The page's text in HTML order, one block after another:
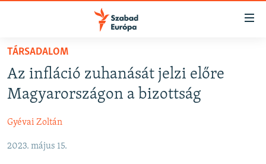
Akadálymentes
Ugrás
fő
oldalra
Ugrás
NAPIRENDEN
PODCASTOK
VIDEÓK
ELEMZŐ
TÁRSADALOM
Az infláció zuhanását jelzi előre
Magyarországon a bizottság
Gyévai Zoltán
2023. május 15.
FELIRATKOZÁS